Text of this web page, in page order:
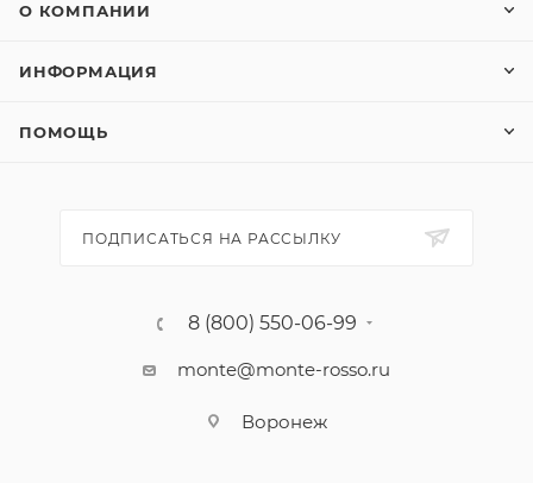
О КОМПАНИИ
ИНФОРМАЦИЯ
ПОМОЩЬ
ПОДПИСАТЬСЯ НА РАССЫЛКУ
8 (800) 550-06-99
monte@monte-rosso.ru
Воронеж